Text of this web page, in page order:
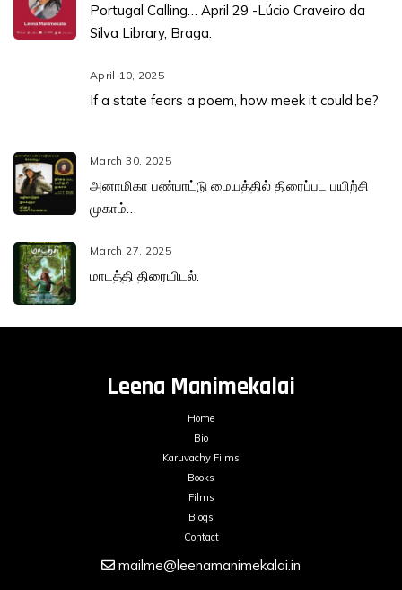
Portugal Calling… April 29 -Lúcio Craveiro da
Silva Library, Braga.
April 10, 2025
If a state fears a poem, how meek it could be?
March 30, 2025
அனாமிகா பண்பாட்டு மையத்தில் திரைப்பட பயிற்சி
முகாம்…
March 27, 2025
மாடத்தி திரையிடல்.
Leena Manimekalai
Home
Bio
Karuvachy Films
Books
Films
Blogs
Contact
mailme@leenamanimekalai.in